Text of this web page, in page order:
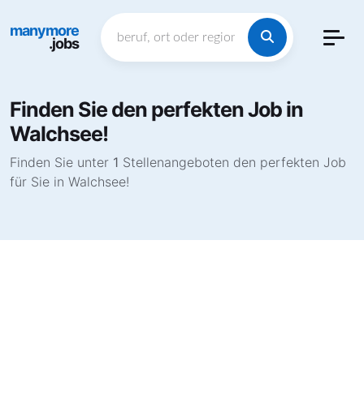
manymore
.jobs
Finden Sie den perfekten Job in
Walchsee!
Finden Sie unter 1 Stellenangeboten den perfekten Job
für Sie in Walchsee!